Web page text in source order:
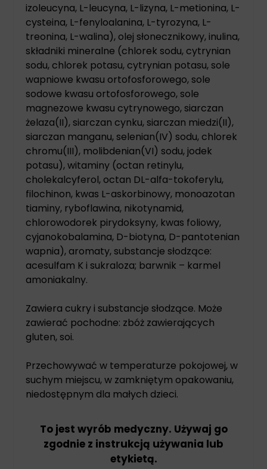
izoleucyna, L-leucyna, L-lizyna, L-metionina, L-
cysteina, L-fenyloalanina, L-tyrozyna, L-
treonina, L-walina), olej słonecznikowy, inulina,
składniki mineralne (chlorek sodu, cytrynian
sodu, chlorek potasu, cytrynian potasu, sole
wapniowe kwasu ortofosforowego, sole
sodowe kwasu ortofosforowego, sole
magnezowe kwasu cytrynowego, siarczan
żelaza(II), siarczan cynku, siarczan miedzi(II),
siarczan manganu, selenian(IV) sodu, chlorek
chromu(III), molibdenian(VI) sodu, jodek
potasu), witaminy (octan retinylu,
cholekalcyferol, octan DL-alfa-tokoferylu,
filochinon, kwas L-askorbinowy, monoazotan
tiaminy, ryboflawina, nikotynamid,
chlorowodorek pirydoksyny, kwas foliowy,
cyjanokobalamina, D-biotyna, D-pantotenian
wapnia), aromaty, substancje słodzące:
acesulfam K i sukraloza; barwnik – karmel
amoniakalny.
Zawiera cukry i substancje słodzące. Może
zawierać pochodne: zbóż zawierających
gluten, soi.
Przechowywać w temperaturze pokojowej, w
suchym miejscu, w zamkniętym opakowaniu,
niedostępnym dla małych dzieci.
To jest wyrób medyczny. Używaj go
zgodnie z instrukcją używania lub
etykietą.